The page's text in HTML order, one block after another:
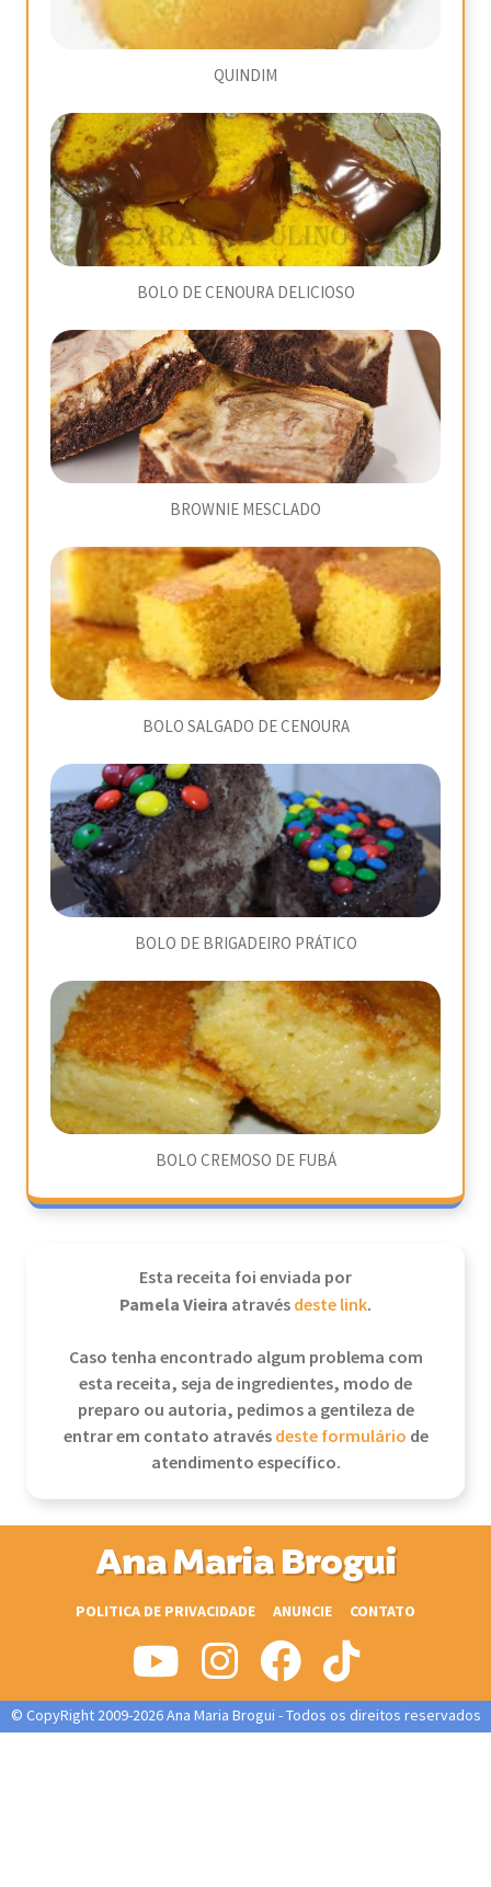
QUINDIM
BOLO DE CENOURA DELICIOSO
BROWNIE MESCLADO
BOLO SALGADO DE CENOURA
BOLO DE BRIGADEIRO PRÁTICO
BOLO CREMOSO DE FUBÁ
Esta receita foi enviada por
Pamela Vieira atravésdeste link.
Caso tenha encontrado algum problema com
esta receita, seja de ingredientes, modo de
preparo ou autoria, pedimos a gentileza de
entrar em contato atravésdeste formulário de
atendimento específico.
Ana Maria Brogui
POLITICA DE PRIVACIDADE ANUNCIE CONTATO
© CopyRight 2009-2026 Ana Maria Brogui - Todos os direitos reservados